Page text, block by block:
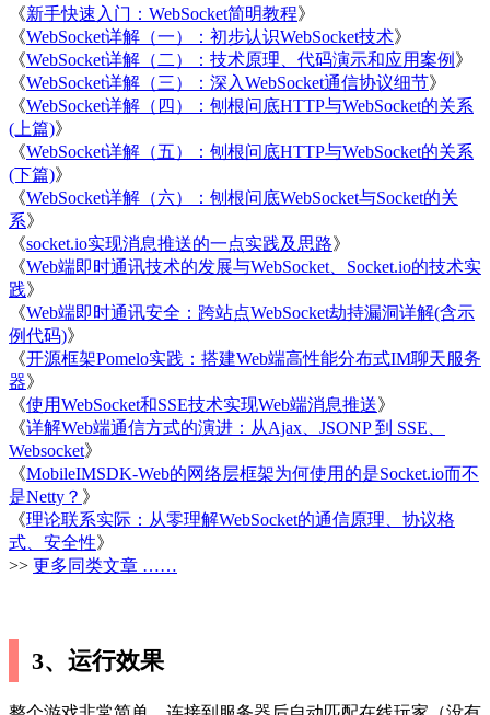
《新手快速入门：WebSocket简明教程》
《WebSocket详解（一）：初步认识WebSocket技术》
《WebSocket详解（二）：技术原理、代码演示和应用案例 》
《WebSocket详解（三）：深入WebSocket通信协议细节》
《WebSocket详解（四）：刨根问底HTTP与WebSocket的关系
(上篇)》
《WebSocket详解（五）：刨根问底HTTP与WebSocket的关系
(下篇)》
《WebSocket详解（六）：刨根问底WebSocket与Socket的关
系》
《socket.io实现消息推送的一点实践及思路》
《Web端即时通讯技术的发展与WebSocket、Socket.io的技术实
践》
《Web端即时通讯安全：跨站点WebSocket劫持漏洞详解(含示
例代码)》
《开源框架Pomelo实践：搭建Web端高性能分布式IM聊天服务
器》
《使用WebSocket和SSE技术实现Web端消息推送》
《详解Web端通信方式的演进：从Ajax、JSONP 到 SSE、
Websocket》
《MobileIMSDK-Web的网络层框架为何使用的是Socket.io而不
是Netty？ 》
《理论联系实际：从零理解WebSocket的通信原理、协议格
式、安全性》
>> 更多同类文章 ……
3、运行效果